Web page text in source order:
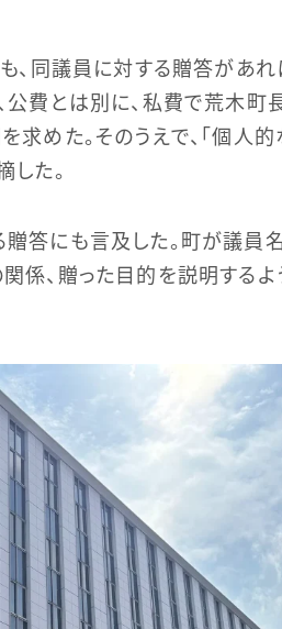
、同議員に対する贈答があれ
公費とは別に、私費で荒木町
求めた。そのうえで、「個人
した。
答にも言及した。町が議員
係、贈った目的を説明する